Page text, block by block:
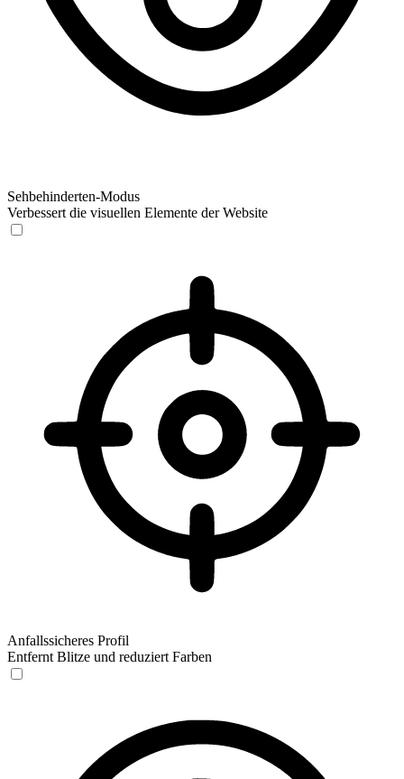
Sehbehinderten-Modus
Verbessert die visuellen Elemente der Website
Anfallssicheres Profil
Entfernt Blitze und reduziert Farben